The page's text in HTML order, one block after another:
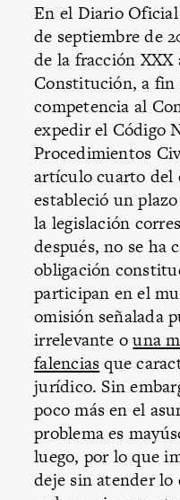
En el Diario Oficial
de septiembre de
de la fracción
Constitución, a
competencia al
expedir el Código
Procedimientos
artículo cuarto del
estableció un
la legislación
después, no se ha
obligación
participan en el
omisión señalada
irrelevante ouna
falenciasque
jurídico. Sin
poco más en el
problema es
luego, por lo que
deje sin atender